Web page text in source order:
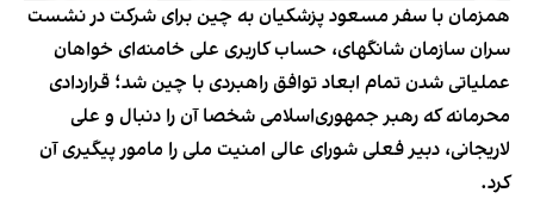
همزمان با سفر مسعود پزشکیان به چین برای شرکت در نشست
سران سازمان شانگهای، حساب کاربری علی خامنه‌ای خواهان
عملیاتی شدن تمام ابعاد توافق راهبردی با چین شد؛ قراردادی
محرمانه که رهبر جمهوری‌اسلامی شخصا آن را دنبال و علی
لاریجانی، دبیر فعلی شورای عالی امنیت ملی را مامور پیگیری آن
کرد.